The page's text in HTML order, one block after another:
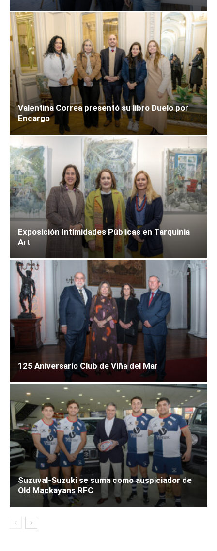
Valentina Correa presentó su libro Duelo por
Encargo
Exposición Intimidades Públicas en Tarquinia
Art
125 Aniversario Club de Viña del Mar
Suzuval-Suzuki se suma como auspiciador de
Old Mackayans RFC